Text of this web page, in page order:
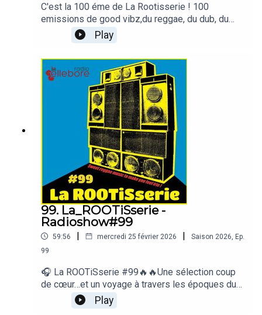
C'est la 100 éme de La Rootisserie ! 100
emissions de good vibz,du reggae, du dub, du
dancehall,des classiques et des pépites…Et pour
cette 100ème…j’ai demandé à toute l’équipe de la
sélection collective des vibes dans tous les
sens (mais les bons )Une émission un peu
spéciale,mais toujours le même objectif : partager
du bon son radio-ellebore.comFM 105.9Dab+6D
canal Chambéry
Play
99. La_ROOTiSserie -
Radioshow#99
59:56 | mercredi 25 février 2026 | Saison 2026 Ep.
99
🎧 La ROOTiSserie #99🔥🔥Une sélection coup
de cœur…et un voyage à travers les époques du
reggae.Des fondations jamaïcaines à la révolution
digitale des années 80 jusqu’aux productions
Play